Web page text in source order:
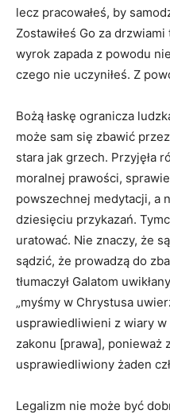
lecz pracowałeś, by
Zostawiłeś Go za
wyrok zapada z powodu
czego nie uczyniłeś. Z
Bożą łaskę ogranicza
może sam się zbawić
stara jak grzech. Przyjęła
moralnej prawości,
powszechnej medytacji, a
dziesięciu przykazań.
uratować. Nie znaczy, że
sądzić, że prowadzą do
tłumaczył Galatom
„myśmy w Chrystusa
usprawiedliwieni z wiary
zakonu [prawa], ponieważ
usprawiedliwiony żaden
Legalizm nie może być